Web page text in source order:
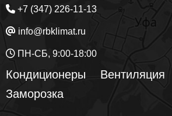
+7 (347) 226-11-13
info@rbklimat.ru
ПН-СБ, 9:00-18:00
Кондиционеры Вентиляция
Заморозка